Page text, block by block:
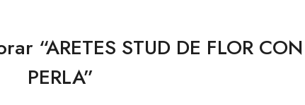
“ARETES STUD DE FLOR CON
PERLA”